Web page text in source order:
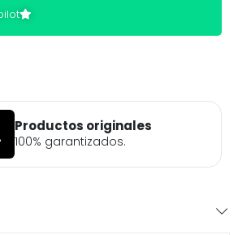
Productos originales
100% garantizados.